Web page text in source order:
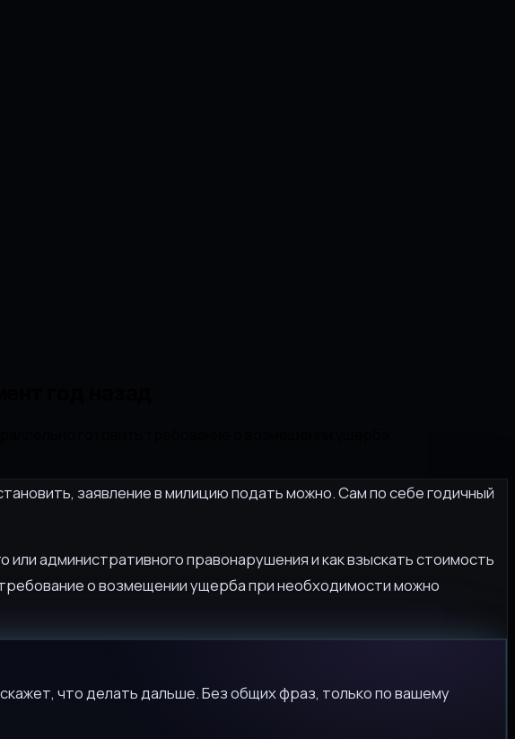
заявление в милицию подать можно. Сам по себе годичный
административного правонарушения и как взыскать стоимость
о возмещении ущерба при необходимости можно
что делать дальше. Без общих фраз, только по вашему